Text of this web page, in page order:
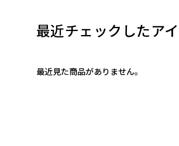
最近チェックしたア
最近見た商品がありません。